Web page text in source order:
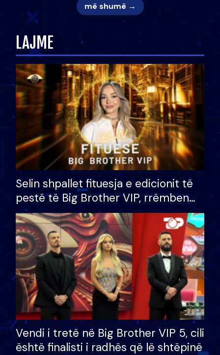
më shumë →
LAJME
Selin shpallet fituesja e edicionit të
pestë të Big Brother VIP, rrëmben
çmimin e madh prej 100 mijë eurosh
Vendi i tretë në Big Brother VIP 5, cili
është finalisti i radhës që lë shtëpinë